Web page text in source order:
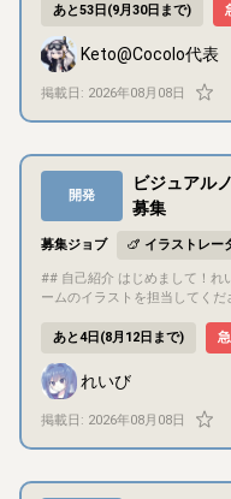
城など、ギミック満載のステ
転職システムにより仲間たち
になっていくので見ているだけでも楽しい！ ビルドの
倒す爽快感により**「無数の敵
ています。 --- ## 🛠 担当いただきたい作業 得意分野や制作ペースに合わせて
、相談しながら担当を決めていきます！ - **サムネイル・キ
作** - **キャラクターのドット
て：** 販売から1年間の売り上げの3% * 作品が好評の場合、
マーチャンダイジング展開なども視野に
た場合、報酬額はおよそ110万円程となります。
公開OK。 --- ## 💬 コミュニケーション方法 * **連絡手段：** Discord（テキ
タイル：** リアル優先で無理の
期的な連絡確認・リアクションをお願いし
を完成させる事は前提とし、
いったお問い合わせも大歓迎です。 少しでも興味を持っていただけ
ス予定のオリジナルゲーム **『
はゲーム内のドット絵を制作
の方を募集いたします！ > 「自分の描いたドット絵でゲーム世界を彩りたい
！」 > 「チーム制作に挑戦して
にご相談ください。 --- ## 📌 募集概要 * **募集職種：** ドッター（Pixel Arti
st） * **求める人物像：** * 円滑にコミュニケーションを取れる方 * 本作に
興味を持っていただける方 * **歓迎条件：** * ゲー
タル×潜水アクション * **開発環境・ツール：**
連絡・進行管理：Discord * 制作ツール：Photoshop、各種AIツール ## 🌟
ゲーム内容 プレイヤーはダイ
ます！ 🌊 船からダイブ！魚を
」で一発逆転のギャンブル要素
し、更なる深淵（アビス）へ挑む など、数値インフレと強化サイクル
「潜って稼ぎ、船や自分を強
ドバドバ倒していく中毒性」が大き
いただきたい作業 得意分野や制作ペースに合わせて、相談しながら担当を決
めていきます！ * **サムネイル制作** * **キャラクターのドット絵制作**（
プレイヤー、NPC、魚など） *
* * **背景・背景オブジェクト
（アイテム、図鑑アイコンなど） --- ## 🎯 目標・報酬 * **最終目標：
あと53日(9月30日まで)
Keto@Cocolo代表
掲載日: 2026年08月08日
開発
ビジュアル
募集
募集ジョブ イラストレー
## 自己紹介 はじめまして！れいびと申します。 この度、制作中のノベルゲ
ームのイラストを担当してく
分ほど)を目安にシナリオを書
よりも多くなったため、是非お力
要 今回制作するゲームのイラスト面を担当いただきたいです。 立ち絵は全キ
ャラクター線画まで制作済みで
く形、もしくは線画やキャラク
だく形を想定しています。 タ
チルを数枚お願いします。 ## プロジェクト概要 タイトル(仮) 千鶴は非日常
あと4日(8月12日まで)
れいび
掲載日: 2026年08月08日